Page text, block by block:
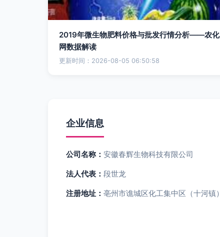
2019年微生物肥料价格与批发行情分析——农化
网数据解读
更新时间：2026-08-05 06:50:58
企业信息
公司名称： 安徽春辉生物科技有限公司
法人代表： 段世龙
注册地址： 亳州市谯城区化工集中区（十河镇）